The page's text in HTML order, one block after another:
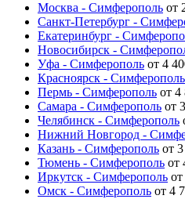
Москва - Симферополь от
Санкт-Петербург -
Екатеринбург -
Новосибирск -
Уфа - Симферополь от 4
Красноярск - Симферополь
Пермь - Симферополь от 4
Самара - Симферополь от
Челябинск - Симферополь
Нижний Новгород -
Казань - Симферополь от
Тюмень - Симферополь от
Иркутск - Симферополь от
Омск - Симферополь от 4